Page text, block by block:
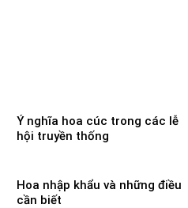
Ý nghĩa hoa cúc trong các lễ
hội truyền thống
Hoa nhập khẩu và những điều
cần biết